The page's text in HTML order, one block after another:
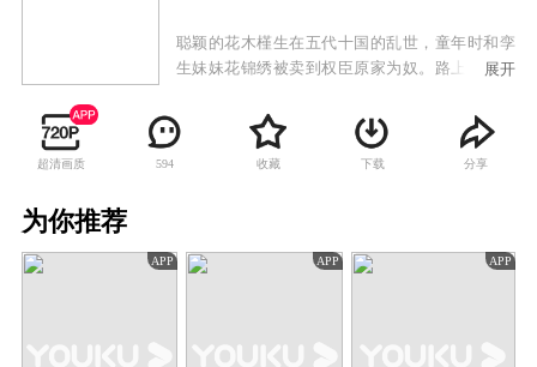
聪颖的花木槿生在五代十国的乱世，童年时和孪
生妹妹花锦绣被卖到权臣原家为奴。路上与同行
兰，发誓相互照应。为了在危机四伏的原家生存
下去，助小五义兄妹出人头地，花木槿甘愿做苦
役，用父亲传授的《商训》和智巧之术帮助兄弟
彩的一笔，视若兄长的宋明磊、纯情的原非珏、
展开
超清画质 594 收藏 下载 分享
为你推荐
APP APP APP